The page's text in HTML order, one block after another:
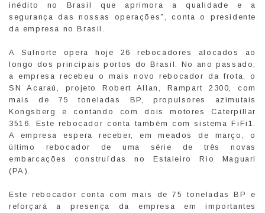
inédito no Brasil que aprimora a qualidade e a
segurança das nossas operações”, conta o presidente
da empresa no Brasil.
A Sulnorte opera hoje 26 rebocadores alocados ao
longo dos principais portos do Brasil. No ano passado,
a empresa recebeu o mais novo rebocador da frota, o
SN Acaraú, projeto Robert Allan, Rampart 2300, com
mais de 75 toneladas BP, propulsores azimutais
Kongsberg e contando com dois motores Caterpillar
3516. Este rebocador conta também com sistema FiFi1.
A empresa espera receber, em meados de março, o
último rebocador de uma série de três novas
embarcações construídas no Estaleiro Rio Maguari
(PA).
Este rebocador conta com mais de 75 toneladas BP e
reforçará a presença da empresa em importantes